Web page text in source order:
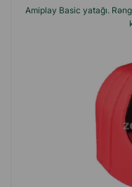
Amiplay Basic yatağı.